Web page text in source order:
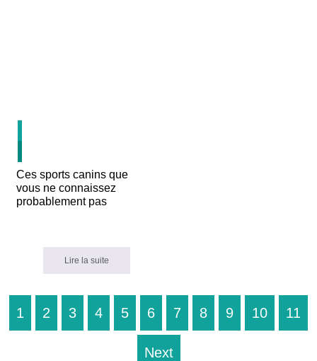
Ces sports canins que
vous ne connaissez
probablement pas
Lire la suite
1 2 3 4 5 6 7 8 9 10 11
Next